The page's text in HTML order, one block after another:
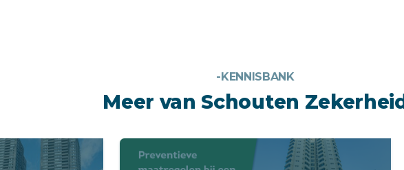
-KENNISBANK
Meer van Schouten Zekerheid